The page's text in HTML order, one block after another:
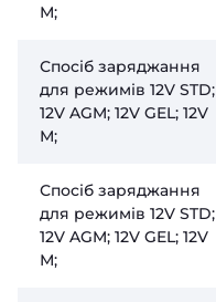
М;
Спосіб заряджання
для режимів 12V STD;
12V AGM; 12V GEL; 12V
М;
Спосіб заряджання
для режимів 12V STD;
12V AGM; 12V GEL; 12V
М;